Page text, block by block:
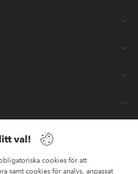
val!
cookies för att
samt cookies för analys, anpassat